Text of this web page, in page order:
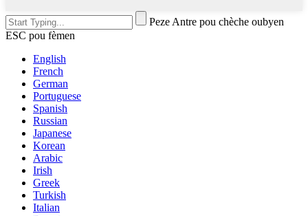
Peze Antre pou chèche oubyen
ESC pou fèmen
English
French
German
Portuguese
Spanish
Russian
Japanese
Korean
Arabic
Irish
Greek
Turkish
Italian